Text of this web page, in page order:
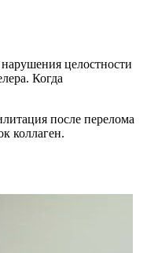
целостности
Когда
после перелома
коллаген.